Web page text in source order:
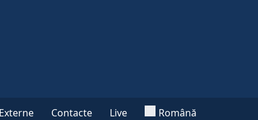
Externe Contacte Live Română